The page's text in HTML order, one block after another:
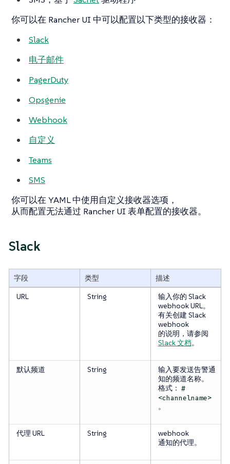
你可以在 Rancher UI 中可以配置以下类型的接收器：
Slack
电子邮件
PagerDuty
Opsgenie
Webhook
自定义
Teams
SMS
你可以在 YAML 中使用自定义接收器选项，
从而配置无法通过 Rancher UI 表单配置的接收器。
Slack
字段 类型
描述
URL
String
输入你的 Slack
webhook URL。
有关创建 Slack
webhook
的说明，请参阅
Slack 文档。
默认频道 String
输入要发送告警通
知的频道名称。
格式： #
<channelname>
。
代理 URL String
webhook
通知的代理。